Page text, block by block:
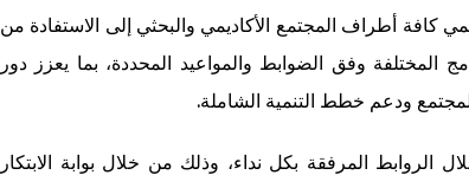
كافة أطراف المجتمع الأكاديمي والبحثي إلى الاستفادة من
المختلفة وفق الضوابط والمواعيد المحددة، بما يعزز دور
ودعم خطط التنمية الشاملة.
الروابط المرفقة بكل نداء، وذلك من خلال بوابة الابتكار